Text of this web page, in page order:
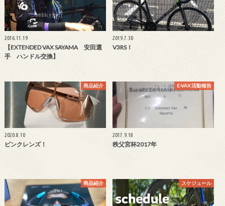
2016.11.19
【EXTENDED VAX SAYAMA 安田選
手 ハンドル交換】
2019.7.30
V3RS！
商品紹介
2020.8.10
ピンクレンズ！
E-VAX 活動報告
2017.9.18
秩父宮杯2017年
商品紹介 スケジュール